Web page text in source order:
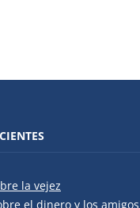
la vejez
el dinero y los amigos